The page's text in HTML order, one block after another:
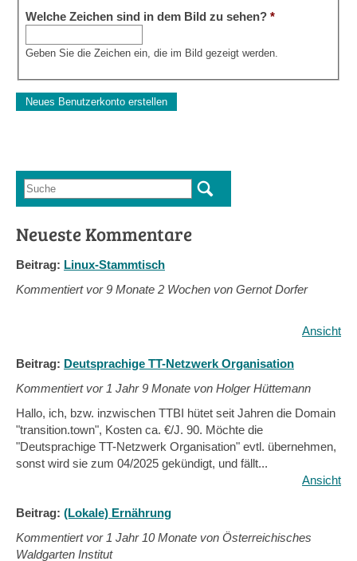
Welche Zeichen sind in dem Bild zu sehen? *
Geben Sie die Zeichen ein, die im Bild gezeigt werden.
Suchformular
Suche
Neueste Kommentare
Beitrag: Linux-Stammtisch
Kommentiert vor9 Monate 2 Wochen von Gernot Dorfer
Ansicht
Beitrag: Deutsprachige TT-Netzwerk Organisation
Kommentiert vor 1 Jahr 9 Monate von Holger Hüttemann
Hallo, ich, bzw. inzwischen TTBI hütet seit Jahren die Domain
"transition.town", Kosten ca. €/J. 90. Möchte die
"Deutsprachige TT-Netzwerk Organisation" evtl. übernehmen,
sonst wird sie zum 04/2025 gekündigt, und fällt...
Ansicht
Beitrag: (Lokale) Ernährung
Kommentiert vor 1 Jahr 10 Monate von Österreichisches
Waldgarten Institut